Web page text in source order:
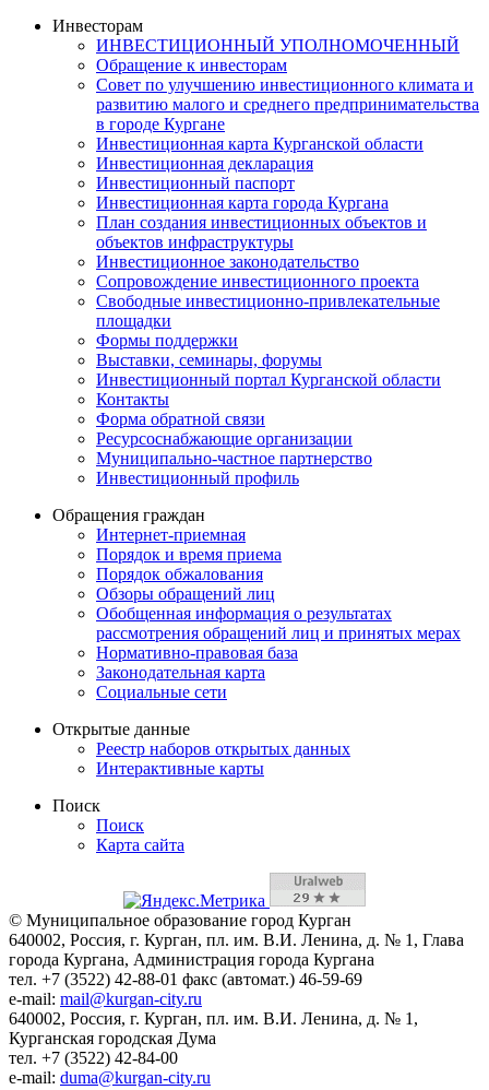
Инвесторам
ИНВЕСТИЦИОННЫЙ УПОЛНОМОЧЕННЫЙ
Обращение к инвесторам
Совет по улучшению инвестиционного климата и
развитию малого и среднего предпринимательства
в городе Кургане
Инвестиционная карта Курганской области
Инвестиционная декларация
Инвестиционный паспорт
Инвестиционная карта города Кургана
План создания инвестиционных объектов и
объектов инфраструктуры
Инвестиционное законодательство
Сопровождение инвестиционного проекта
Свободные инвестиционно-привлекательные
площадки
Формы поддержки
Выставки, семинары, форумы
Инвестиционный портал Курганской области
Контакты
Форма обратной связи
Ресурсоснабжающие организации
Муниципально-частное партнерство
Инвестиционный профиль
Обращения граждан
Интернет-приемная
Порядок и время приема
Порядок обжалования
Обзоры обращений лиц
Обобщенная информация о результатах
рассмотрения обращений лиц и принятых мерах
Нормативно-правовая база
Законодательная карта
Социальные сети
Открытые данные
Реестр наборов открытых данных
Интерактивные карты
Поиск
Поиск
Карта сайта
© Муниципальное образование город Курган
640002, Россия, г. Курган, пл. им. В.И. Ленина, д. № 1, Глава
города Кургана, Администрация города Кургана
тел. +7 (3522) 42-88-01 факс (автомат.) 46-59-69
e-mail: mail@kurgan-city.ru
640002, Россия, г. Курган, пл. им. В.И. Ленина, д. № 1,
Курганская городская Дума
тел. +7 (3522) 42-84-00
e-mail: duma@kurgan-city.ru